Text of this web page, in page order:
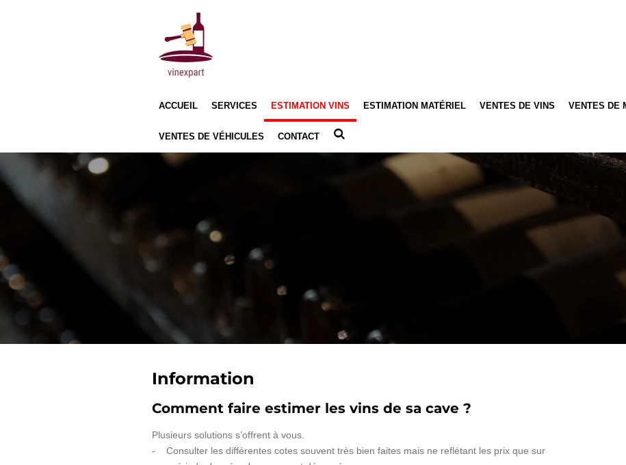
ACCUEIL SERVICES ESTIMATION VINS ESTIMATION MATÉRIEL VENTES DE VINS VENTES DE
VENTES DE VÉHICULES CONTACT
Information
Comment faire estimer les vins de sa cave ?
Plusieurs solutions s’offrent à vous.
- Consulter les différentes cotes souvent très bien faites mais ne reflétant les prix que sur